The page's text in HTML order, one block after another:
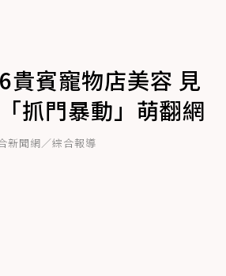
貴賓寵物店美容 見
抓門暴動」萌翻網
新聞網／綜合報導